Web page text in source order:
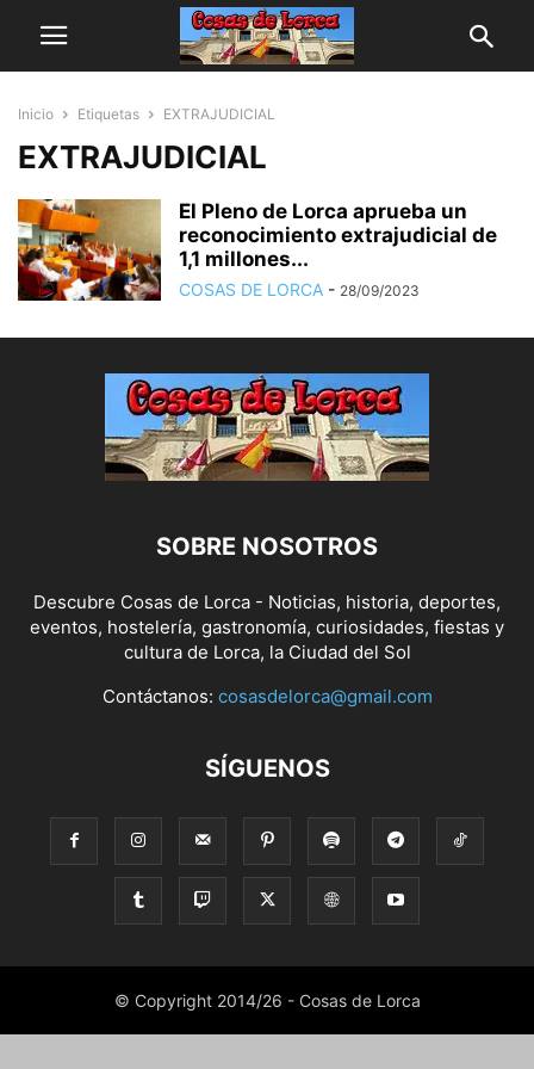
Inicio Etiquetas EXTRAJUDICIAL
EXTRAJUDICIAL
El Pleno de Lorca aprueba un
reconocimiento extrajudicial de
1,1 millones...
COSAS DE LORCA - 28/09/2023
SOBRE NOSOTROS
Descubre Cosas de Lorca - Noticias, historia, deportes,
eventos, hostelería, gastronomía, curiosidades, fiestas y
cultura de Lorca, la Ciudad del Sol
Contáctanos: cosasdelorca@gmail.com
SÍGUENOS
© Copyright 2014/26 - Cosas de Lorca